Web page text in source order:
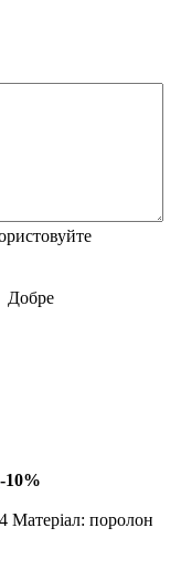
Добре
-10%
Матеріал: поролон